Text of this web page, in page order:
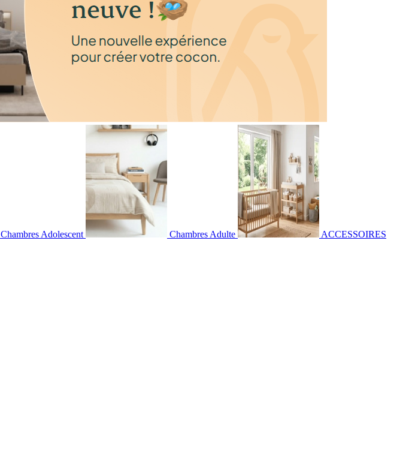
Chambres Adolescent Chambres Adulte ACCESSOIRES